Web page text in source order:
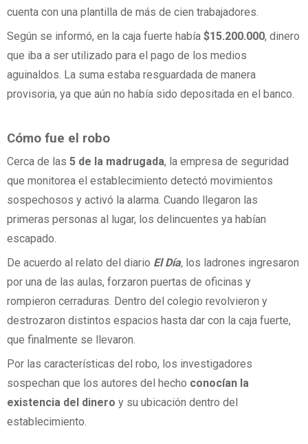
cuenta con una plantilla de más de cien trabajadores.
Según se informó, en la caja fuerte había $15.200.000, dinero
que iba a ser utilizado para el pago de los medios
aguinaldos. La suma estaba resguardada de manera
provisoria, ya que aún no había sido depositada en el banco.
Cómo fue el robo
Cerca de las 5 de la madrugada, la empresa de seguridad
que monitorea el establecimiento detectó movimientos
sospechosos y activó la alarma. Cuando llegaron las
primeras personas al lugar, los delincuentes ya habían
escapado.
De acuerdo al relato del diario El Día, los ladrones ingresaron
por una de las aulas, forzaron puertas de oficinas y
rompieron cerraduras. Dentro del colegio revolvieron y
destrozaron distintos espacios hasta dar con la caja fuerte,
que finalmente se llevaron.
Por las características del robo, los investigadores
sospechan que los autores del hecho conocían la
existencia del dinero y su ubicación dentro del
establecimiento.